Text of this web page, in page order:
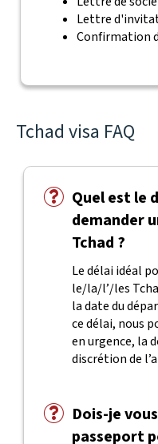
Lettre
Confirmation
Tchad visa FAQ
Quel est le
demander
Tchad ?
Le délai idéal
le/la/l’/les
la date du
ce délai, nous
en urgence, la
discrétion de
Dois-je
passeport